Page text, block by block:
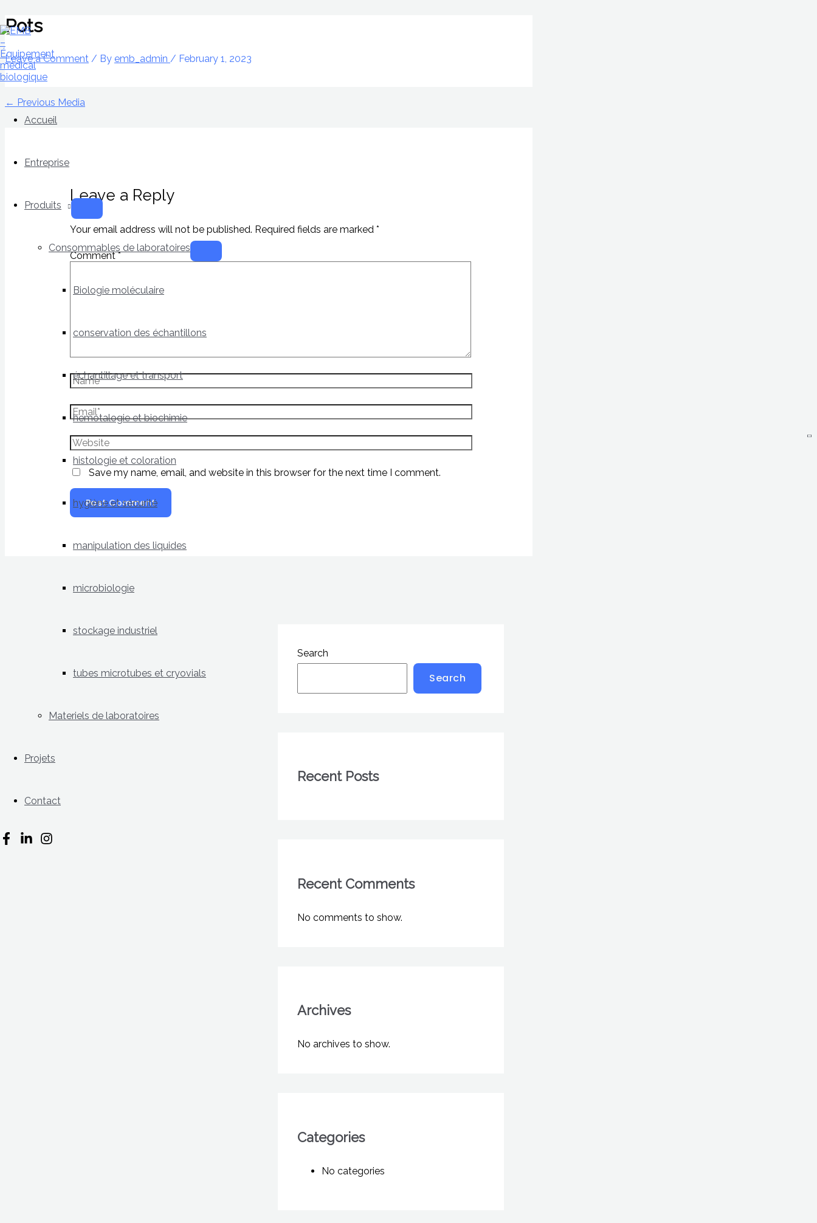
to
content
Accueil
Entreprise
Produits
Consommables de laboratoires
Biologie moléculaire
conservation des échantillons
échantillage et transport
hemotalogie et biochimie
histologie et coloration
hygiène et sécurité
manipulation des liquides
microbiologie
stockage industriel
tubes microtubes et cryovials
Materiels de laboratoires
Projets
Contact
Pots
Leave a Comment / By emb_admin / February 1, 2023
← Previous Media
Leave a Reply
Your email address will not be published. Required fields are marked *
Comment*
Save my name, email, and website in this browser for the next time I comment.
Search
Search
Recent Posts
Recent Comments
No comments to show.
Archives
No archives to show.
Categories
No categories